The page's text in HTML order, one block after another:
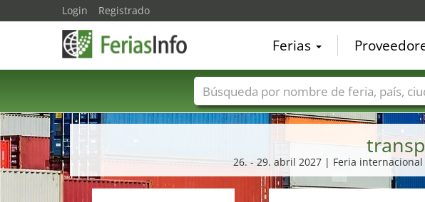
26. - 29. abril 2027 | Feria
Login Registrado
Ferias
Nombres de ferias Países Ciudades